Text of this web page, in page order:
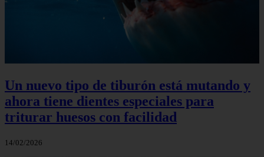
Un nuevo tipo de tiburón está mutando y
ahora tiene dientes especiales para
triturar huesos con facilidad
14/02/2026